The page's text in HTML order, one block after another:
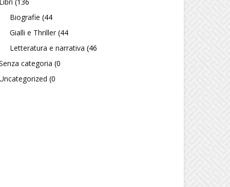
Biografie (44
Gialli e Thriller (44
Letteratura e narrativa (46
categoria (0
(0